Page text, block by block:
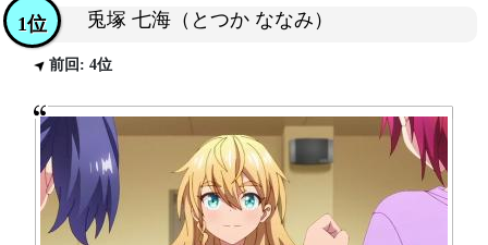
兎塚 七海（とつか ななみ）
1位
前回: 4位